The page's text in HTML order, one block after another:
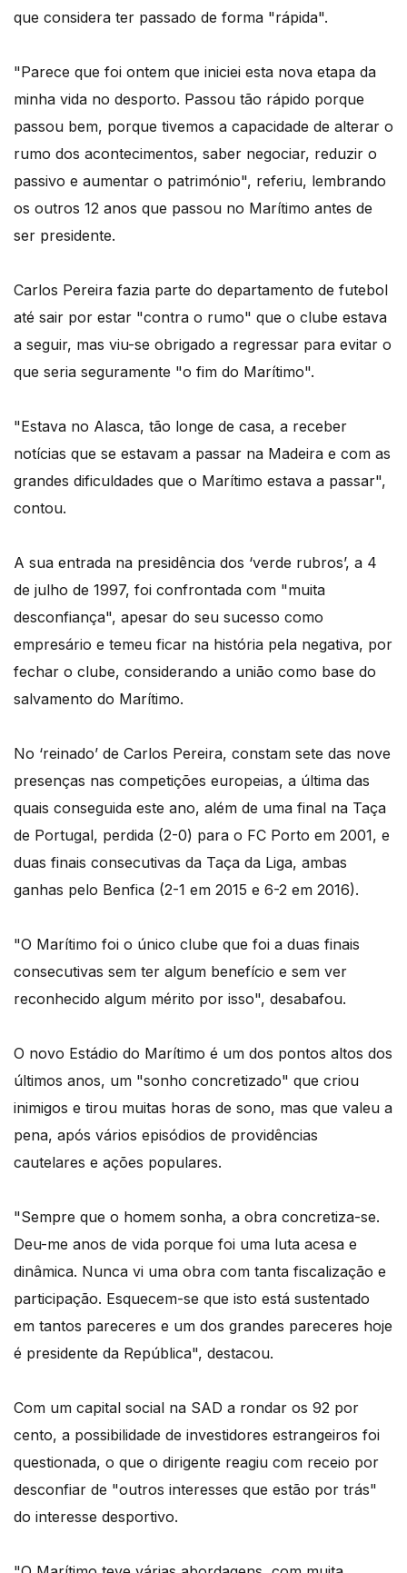
que considera ter passado de forma "rápida".
"Parece que foi ontem que iniciei esta nova etapa da
minha vida no desporto. Passou tão rápido porque
passou bem, porque tivemos a capacidade de alterar o
rumo dos acontecimentos, saber negociar, reduzir o
passivo e aumentar o património", referiu, lembrando
os outros 12 anos que passou no Marítimo antes de
ser presidente.
Carlos Pereira fazia parte do departamento de futebol
até sair por estar "contra o rumo" que o clube estava
a seguir, mas viu-se obrigado a regressar para evitar o
que seria seguramente "o fim do Marítimo".
"Estava no Alasca, tão longe de casa, a receber
notícias que se estavam a passar na Madeira e com as
grandes dificuldades que o Marítimo estava a passar",
contou.
A sua entrada na presidência dos ‘verde rubros’, a 4
de julho de 1997, foi confrontada com "muita
desconfiança", apesar do seu sucesso como
empresário e temeu ficar na história pela negativa, por
fechar o clube, considerando a união como base do
salvamento do Marítimo.
No ‘reinado’ de Carlos Pereira, constam sete das nove
presenças nas competições europeias, a última das
quais conseguida este ano, além de uma final na Taça
de Portugal, perdida (2-0) para o FC Porto em 2001, e
duas finais consecutivas da Taça da Liga, ambas
ganhas pelo Benfica (2-1 em 2015 e 6-2 em 2016).
"O Marítimo foi o único clube que foi a duas finais
consecutivas sem ter algum benefício e sem ver
reconhecido algum mérito por isso", desabafou.
O novo Estádio do Marítimo é um dos pontos altos dos
últimos anos, um "sonho concretizado" que criou
inimigos e tirou muitas horas de sono, mas que valeu a
pena, após vários episódios de providências
cautelares e ações populares.
"Sempre que o homem sonha, a obra concretiza-se.
Deu-me anos de vida porque foi uma luta acesa e
dinâmica. Nunca vi uma obra com tanta fiscalização e
participação. Esquecem-se que isto está sustentado
em tantos pareceres e um dos grandes pareceres hoje
é presidente da República", destacou.
Com um capital social na SAD a rondar os 92 por
cento, a possibilidade de investidores estrangeiros foi
questionada, o que o dirigente reagiu com receio por
desconfiar de "outros interesses que estão por trás"
do interesse desportivo.